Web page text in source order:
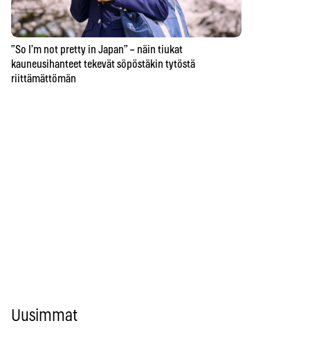
”So I’m not pretty in Japan” – näin tiukat
kauneusihanteet tekevät söpöstäkin tytöstä
riittämättömän
Uusimmat